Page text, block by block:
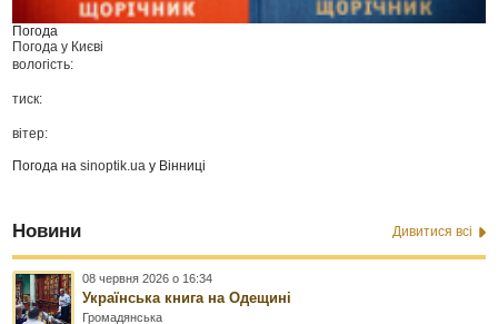
Погода
Погода у Києві
вологість:
тиск:
вітер:
Погода наsinoptik.ua у Вінниці
Новини Дивитися всі
08 червня 2026 о 16:34
Українська книга на Одещині
Громадянська